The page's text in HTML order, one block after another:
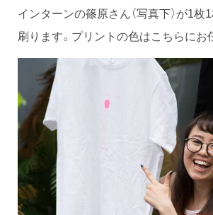
インターンの篠原さん（写真下）が1枚
刷ります。プリントの色はこちらにお